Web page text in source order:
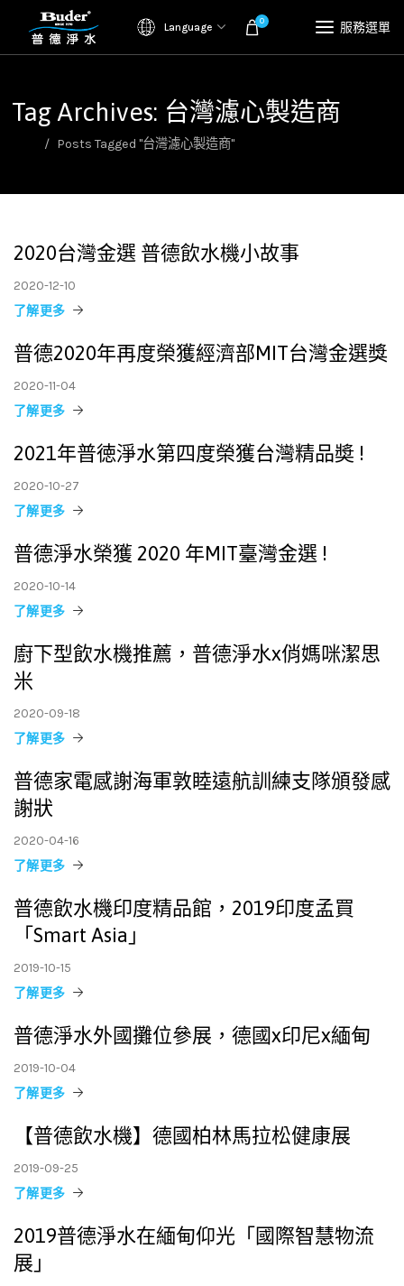
Language 0 服務選單
Tag Archives: 台灣濾心製造商
Posts Tagged "台灣濾心製造商"
2020台灣金選 普德飲水機小故事
2020-12-10
了解更多
普德2020年再度榮獲經濟部MIT台灣金選獎
2020-11-04
了解更多
2021年普徳淨水第四度榮獲台灣精品奬 !
2020-10-27
了解更多
普德淨水榮獲 2020 年MIT臺灣金選 !
2020-10-14
了解更多
廚下型飲水機推薦，普德淨水x俏媽咪潔思
米
2020-09-18
了解更多
普德家電感謝海軍敦睦遠航訓練支隊頒發感
謝狀
2020-04-16
了解更多
普德飲水機印度精品館，2019印度孟買
「Smart Asia」
2019-10-15
了解更多
普德淨水外國攤位參展，德國x印尼x緬甸
2019-10-04
了解更多
【普德飲水機】德國柏林馬拉松健康展
2019-09-25
了解更多
2019普德淨水在緬甸仰光「國際智慧物流
展」